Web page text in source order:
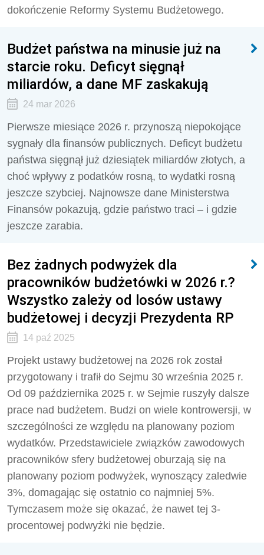
dokończenie Reformy Systemu Budżetowego.
Budżet państwa na minusie już na
starcie roku. Deficyt sięgnął
miliardów, a dane MF zaskakują
24 mar 2026
Pierwsze miesiące 2026 r. przynoszą niepokojące
sygnały dla finansów publicznych. Deficyt budżetu
państwa sięgnął już dziesiątek miliardów złotych, a
choć wpływy z podatków rosną, to wydatki rosną
jeszcze szybciej. Najnowsze dane Ministerstwa
Finansów pokazują, gdzie państwo traci – i gdzie
jeszcze zarabia.
Bez żadnych podwyżek dla
pracowników budżetówki w 2026 r.?
Wszystko zależy od losów ustawy
budżetowej i decyzji Prezydenta RP
14 paź 2025
Projekt ustawy budżetowej na 2026 rok został
przygotowany i trafił do Sejmu 30 września 2025 r.
Od 09 października 2025 r. w Sejmie ruszyły dalsze
prace nad budżetem. Budzi on wiele kontrowersji, w
szczególności ze względu na planowany poziom
wydatków. Przedstawiciele związków zawodowych
pracowników sfery budżetowej oburzają się na
planowany poziom podwyżek, wynoszący zaledwie
3%, domagając się ostatnio co najmniej 5%.
Tymczasem może się okazać, że nawet tej 3-
procentowej podwyżki nie będzie.